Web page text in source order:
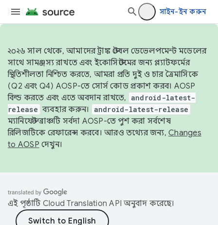
সাইন-ইন করুন
২০২৬ সাল থেকে, আমাদের ট্রাঙ্ক স্টেবল ডেভেলপমেন্ট মডেলের
সাথে সামঞ্জস্য রাখতে এবং ইকোসিস্টেমের জন্য প্ল্যাটফর্মের
স্থিতিশীলতা নিশ্চিত করতে, আমরা প্রতি দুই ও চার ত্রৈমাসিকে
(Q2 এবং Q4) AOSP-তে সোর্স কোড প্রকাশ করব। AOSP
বিল্ড করতে এবং এতে অবদান রাখতে,
android-latest-
release ব্যবহার করুন। android-latest-release
ম্যানিফেস্ট ব্রাঞ্চটি সর্বদা AOSP-তে পুশ করা সর্বশেষ
রিলিজটিকে রেফারেন্স করবে। আরও তথ্যের জন্য, Changes
to AOSP দেখুন।
এই পৃষ্ঠাটি Cloud Translation API অনুবাদ করেছে।